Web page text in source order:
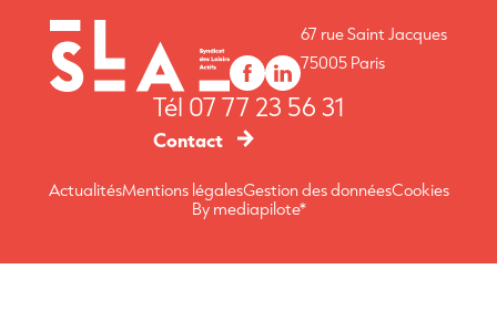
67 rue Saint Jacques
75005 Paris
Tél 07 77 23 56 31
Contact
ActualitésMentions légalesGestion des donnéesCookies
By mediapilote*